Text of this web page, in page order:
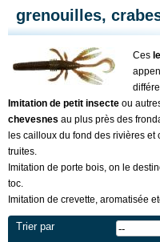
grenouilles,
Ces
Imitation de petit insecte ou
chevesnes au plus près des
les cailloux du fond des rivières
truites.
Imitation de porte bois, on le
toc.
Imitation de crevette, aromatisée
Trier par